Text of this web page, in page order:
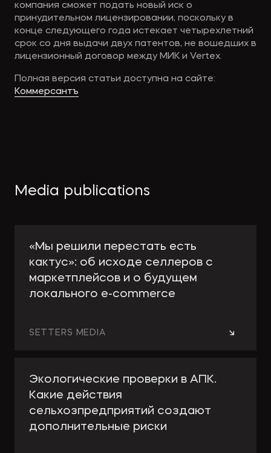
компания сможет подать новый иск о
принудительном лицензировании, поскольку в
конце следующего года истекает четырехлетний
срок со дня выдачи двух патентов, не вошедших в
лицензионный договор между МИК и Vertex.
Полная версия статьи доступна на сайте:
Коммерсантъ
Media publications
«Мы решили перестать есть
кактус»: об исходе селлеров с
маркетплейсов и о будущем
локального e-сommerce
→
SETTERS MEDIA
Экологические проверки в АПК.
Какие действия
сельхозпредприятий создают
дополнительные риски